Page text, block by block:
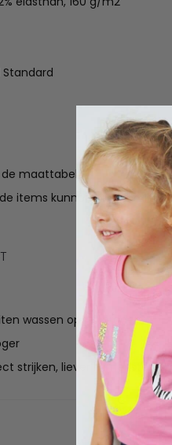
Standard
maattabel
items kunnen niet geruild
wassen op 40 graden
strijken, liever